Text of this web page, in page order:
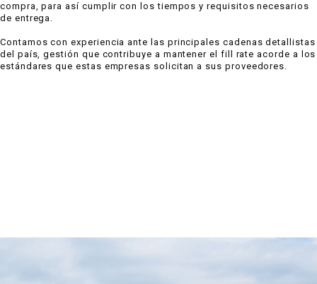
compra, para así cumplir con los tiempos y requisitos necesarios
de entrega.
Contamos con experiencia ante las principales cadenas detallistas
del país, gestión que contribuye a mantener el fill rate acorde a los
estándares que estas empresas solicitan a sus proveedores.